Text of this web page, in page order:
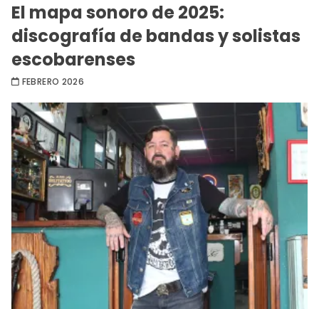
El mapa sonoro de 2025:
discografía de bandas y solistas
escobarenses
FEBRERO 2026